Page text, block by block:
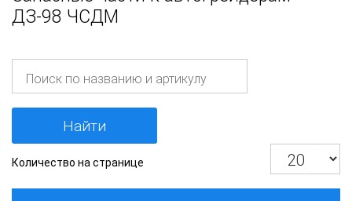
НАЛИЧИИ
ДЗ-98 ЧСДМ
Найти
Количество на странице